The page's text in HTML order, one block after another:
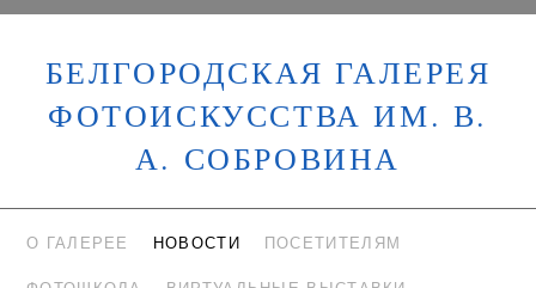
БЕЛГОРОДСКАЯ ГАЛЕРЕЯ
ФОТОИСКУССТВА ИМ. В.
А. СОБРОВИНА
О ГАЛЕРЕЕ НОВОСТИ ПОСЕТИТЕЛЯМ